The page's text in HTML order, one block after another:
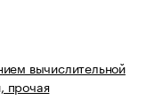
вычислительной
прочая